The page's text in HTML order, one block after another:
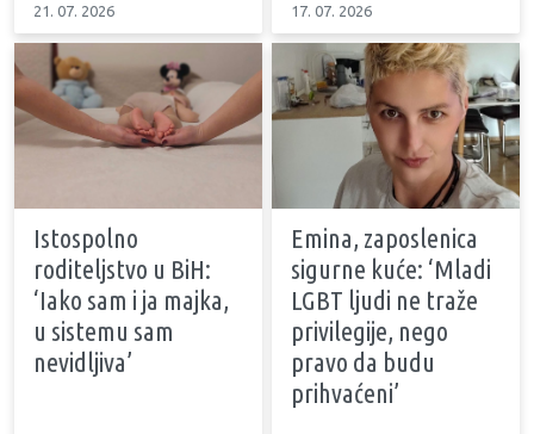
21. 07. 2026 17. 07. 2026
Istospolno
roditeljstvo u BiH:
‘Iako sam i ja majka,
u sistemu sam
nevidljiva’
Emina, zaposlenica
sigurne kuće: ‘Mladi
LGBT ljudi ne traže
privilegije, nego
pravo da budu
prihvaćeni’